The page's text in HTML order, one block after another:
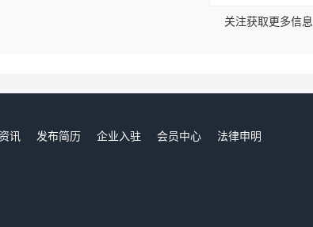
关注获取更多信息
讯 发布简历 企业入驻 会员中心
法律申明